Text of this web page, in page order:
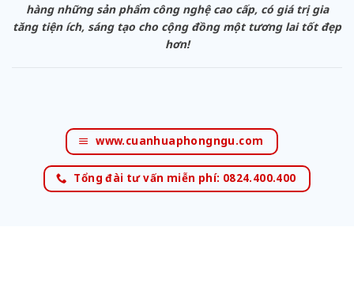
hàng những sản phẩm công nghệ cao cấp, có giá trị gia
tăng tiện ích, sáng tạo cho cộng đồng một tương lai tốt đẹp
hơn!
www.cuanhuaphongngu.com
Tổng đài tư vấn miễn phí: 0824.400.400